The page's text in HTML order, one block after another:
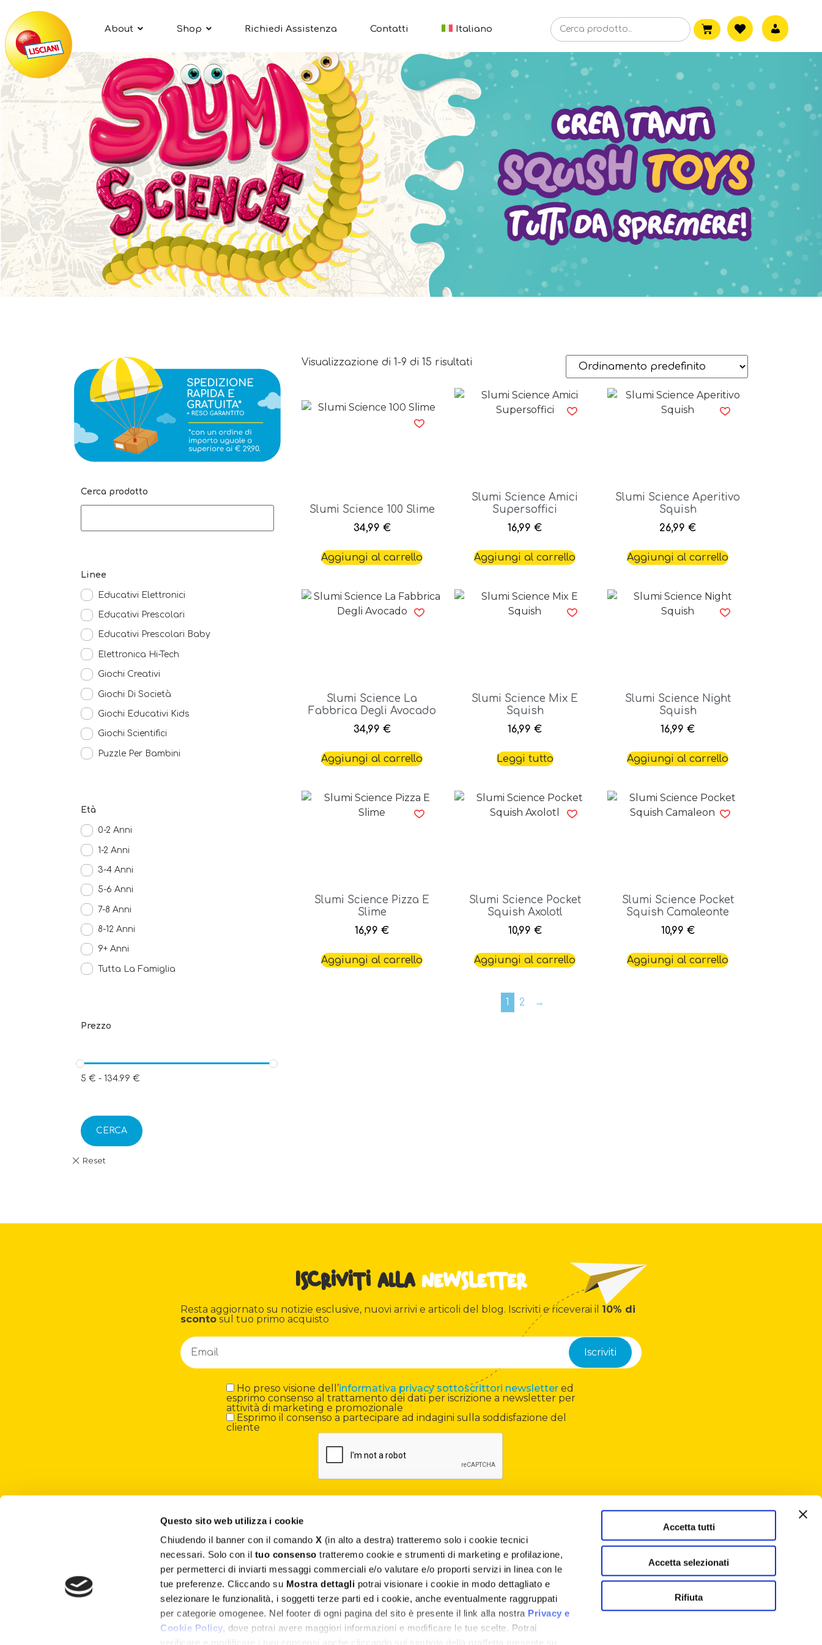
Questo sito web utilizza i cookie
Chiudendo il banner con il comando X (in alto a destra) tratteremo solo i cookie tecnici
necessari. Solo con il tuo consenso tratteremo cookie e strumenti di marketing e profilazione,
per permetterci di inviarti messaggi commerciali e/o valutare e/o proporti servizi in linea con le
tue preferenze. Cliccando su Mostra dettagli potrai visionare i cookie in modo dettagliato e
selezionare le funzionalità, i soggetti terze parti ed i cookie, anche eventualmente raggruppati
per categorie omogenee. Nel footer di ogni pagina del sito è presente il link alla nostra Privacy e
Cookie Policy, dove potrai avere maggiori informazioni e modificare le tue scelte. Potrai
verificare e modificare i tuoi consensi anche cliccando sul simbolo della graffetta presente su
Accetta tutti
Accetta selezionati
Rifiuta
About Shop Richiedi Assistenza Contatti Italiano
Cerca prodotto
Linee
Educativi Elettronici
Educativi Prescolari
Educativi Prescolari Baby
Elettronica Hi-Tech
Giochi Creativi
Giochi Di Società
Giochi Educativi Kids
Giochi Scientifici
Puzzle Per Bambini
Età
0-2 Anni
1-2 Anni
3-4 Anni
5-6 Anni
7-8 Anni
8-12 Anni
9+ Anni
Tutta La Famiglia
Prezzo
5 € - 134.99 €
CERCA
Visualizzazione di 1-9 di 15 risultati
Slumi Science 100 Slime
34,99 €
Aggiungi al carrello
Slumi Science Amici
Supersoffici
16,99€
Aggiungi al carrello
Slumi Science Aperitivo
Squish
26,99€
Aggiungi al carrello
Slumi Science La
Fabbrica Degli Avocado
34,99 €
Aggiungi al carrello
Slumi Science Mix E
Squish
16,99€
Leggi tutto
Slumi Science Night
Squish
16,99€
Aggiungi al carrello
Slumi Science Pizza E
Slime
16,99€
Aggiungi al carrello
Slumi Science Pocket
Squish Axolotl
10,99 €
Aggiungi al carrello
Slumi Science Pocket
Squish Camaleonte
10,99 €
Aggiungi al carrello
1 2 →
Iscriviti alla newsletter
Resta aggiornato su notizie esclusive, nuovi arrivi e articoli del blog. Iscriviti e riceverai il 10% di
sconto sul tuo primo acquisto
Ho preso visione dell’informativa privacy sottoscrittori newsletter ed
esprimo consenso al trattamento dei dati per iscrizione a newsletter per
attività di marketing e promozionale
Esprimo il consenso a partecipare ad indagini sulla soddisfazione del
cliente
Lisciani TV
Contatti
Assistenza
Termini e Condizioni
Privacy e Cookie Policy